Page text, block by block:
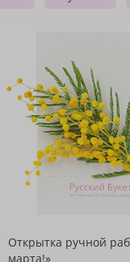
Открытка ручной
марта!»